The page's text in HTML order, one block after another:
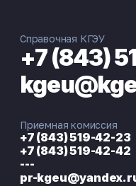
Справочная КГЭУ
+7 (843)
Приемная комиссия
+7 (843) 519-42-23
+7 (843) 519-42-42
---
pr-